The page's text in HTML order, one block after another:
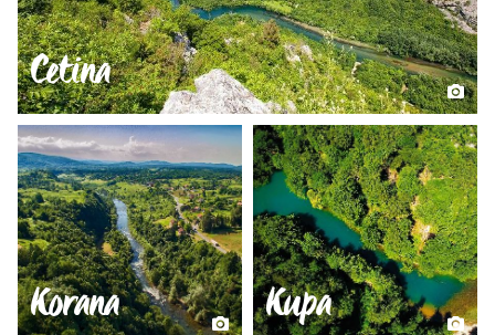
Cetina
Korana Kupa